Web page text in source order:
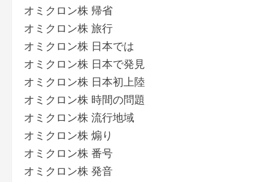
オミクロン株 帰省
オミクロン株 旅行
オミクロン株 日本では
オミクロン株 日本で発見
オミクロン株 日本初上陸
オミクロン株 時間の問題
オミクロン株 流行地域
オミクロン株 煽り
オミクロン株 番号
オミクロン株 発音